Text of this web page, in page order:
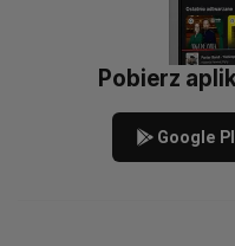
Pobierz
Google